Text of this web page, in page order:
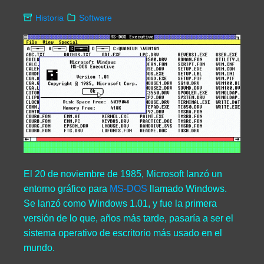
Historia Software
El 20 de noviembre de 1985, Microsoft lanzó un
entorno gráfico para MS-DOS llamado Windows.
Se lanzó como Windows 1.01, y fue la primera
versión de lo que, años más tarde, pasaría a ser el
sistema operativo de escritorio más usado en el
mundo.